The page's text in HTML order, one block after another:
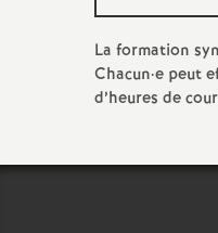
La formation
Chacun·e peut
d’heures de